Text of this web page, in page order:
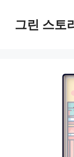
그린 스토